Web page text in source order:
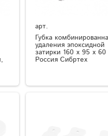
арт.
Губка
удаления эпоксидной
затирки 160 х 95 х
Россия Сибртех